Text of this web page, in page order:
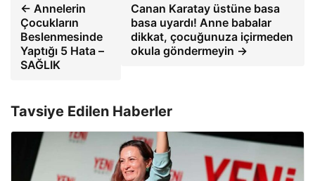
← Annelerin
Çocukların
Beslenmesinde
Yaptığı 5 Hata –
SAĞLIK
Canan Karatay üstüne basa
basa uyardı! Anne babalar
dikkat, çocuğunuza içirmeden
okula göndermeyin →
Tavsiye Edilen Haberler